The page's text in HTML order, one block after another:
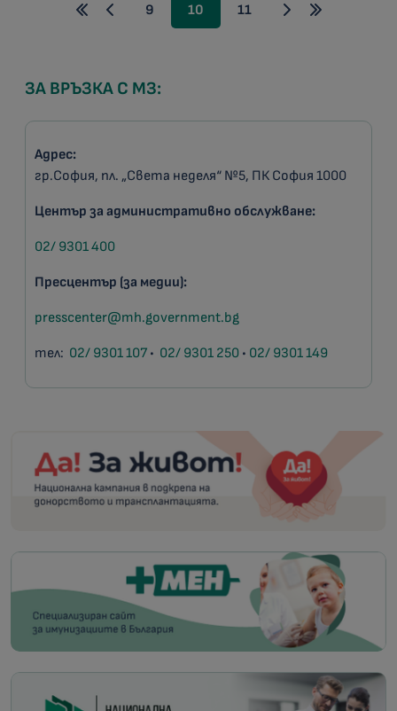
9 10 11
ЗА ВРЪЗКА С МЗ:
Адрес:
гр.София, пл. „Света неделя“ №5, ПК София 1000
Център за административно обслужване:
02/ 9301 400
Пресцентър (за медии):
presscenter@mh.government.bg
тел: 02/ 9301 107 • 02/ 9301 250 • 02/ 9301 149